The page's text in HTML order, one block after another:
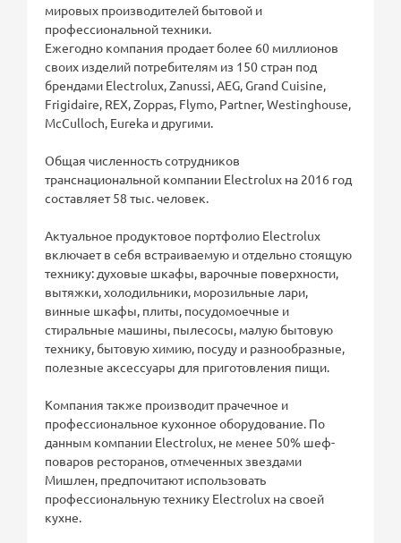
мировых производителей бытовой и
профессиональной техники.
Ежегодно компания продает более 60 миллионов
своих изделий потребителям из 150 стран под
брендами Electrolux, Zanussi, AEG, Grand Cuisine,
Frigidaire, REX, Zoppas, Flymo, Partner, Westinghouse,
McCulloch, Eureka и другими.
Общая численность сотрудников
транснациональной компании Electrolux на 2016 год
составляет 58 тыс. человек.
Актуальное продуктовое портфолио Electrolux
включает в себя встраиваемую и отдельно стоящую
технику: духовые шкафы, варочные поверхности,
вытяжки, холодильники, морозильные лари,
винные шкафы, плиты, посудомоечные и
стиральные машины, пылесосы, малую бытовую
технику, бытовую химию, посуду и разнообразные,
полезные аксессуары для приготовления пищи.
Компания также производит прачечное и
профессиональное кухонное оборудование. По
данным компании Electrolux, не менее 50% шеф-
поваров ресторанов, отмеченных звездами
Мишлен, предпочитают использовать
профессиональную технику Electrolux на своей
кухне.